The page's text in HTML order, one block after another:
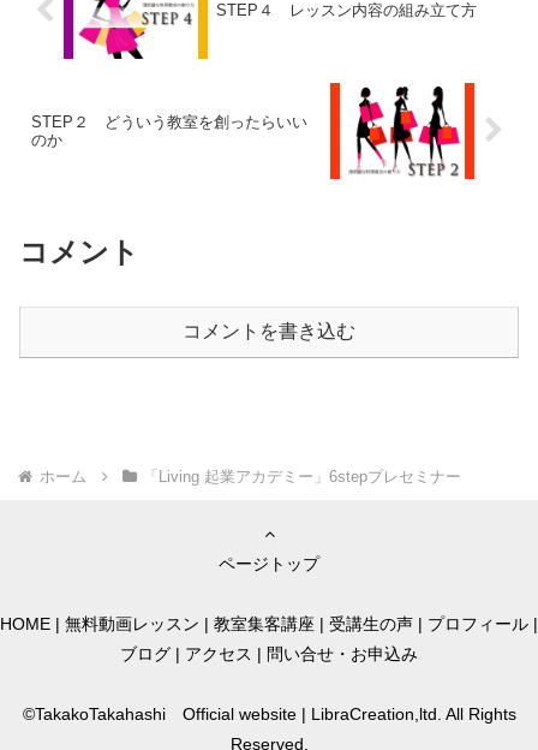
STEP４ レッスン内容の組み立て方
STEP２ どういう教室を創ったらいい
のか
コメント
コメントを書き込む
ホーム 「Living 起業アカデミー」6stepプレセミナー
ページトップ
HOME | 無料動画レッスン | 教室集客講座 | 受講生の声 | プロフィール |
ブログ | アクセス | 問い合せ・お申込み
©TakakoTakahashi Official website | LibraCreation,ltd. All Rights
Reserved.